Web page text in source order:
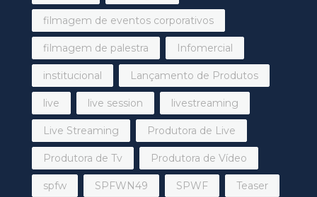
filmagem de eventos corporativos
filmagem de palestra Infomercial
institucional Lançamento de Produtos
live live session livestreaming
Live Streaming Produtora de Live
Produtora de Tv Produtora de Vídeo
spfw SPFWN49 SPWF Teaser